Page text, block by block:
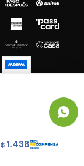
$ 1.438